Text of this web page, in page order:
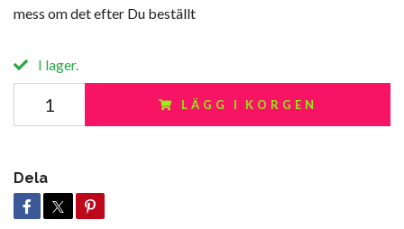
mess om det efter Du beställt
I lager.
LÄGG I KORGEN
Dela